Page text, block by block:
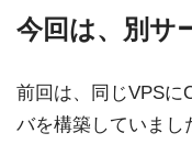
今回は、別サ
前回は、同じVPSに
バを構築していまし